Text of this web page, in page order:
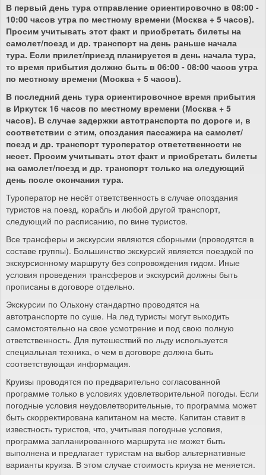
В первый день тура отправление ориентировочно в 08:00 -
10:00 часов утра по местному времени (Москва + 5 часов).
Просим учитывать этот факт и приобретать билеты на
самолет/поезд и др. транспорт на день раньше начала
тура. Если прилет/приезд планируется в день начала тура,
то время прибытия должно быть в 06:00 - 08:00 часов утра
по местному времени (Москва + 5 часов).
В последний день тура ориентировочное время прибытия
в Иркутск 16 часов по местному времени (Москва + 5
часов). В случае задержки автотранспорта по дороге и, в
соответствии с этим, опоздания пассажира на самолет/
поезд и др. транспорт туроператор ответственности не
несет. Просим учитывать этот факт и приобретать билеты
на самолет/поезд и др. транспорт только на следующий
день после окончания тура.
Туроператор не несёт ответственность в случае опоздания
туристов на поезд, корабль и любой другой транспорт,
следующий по расписанию, по вине туристов.
Все трансферы и экскурсии являются сборными (проводятся в
составе группы). Большинство экскурсий является поездкой по
экскурсионному маршруту без сопровождения гидом. Иные
условия проведения трансферов и экскурсий должны быть
прописаны в договоре отдельно.
Экскурсии по Ольхону стандартно проводятся на
автотранспорте по суше. На лед туристы могут выходить
самомстоятельно на свое усмотрение и под свою полную
ответственность. Для путешествий по льду используется
специальная техника, о чем в договоре должна быть
соответствующая информация.
Круизы проводятся по предварительно согласованной
программе только в условиях удовлетворительной погоды. Если
погодные условия неудовлетворительные, то программа может
быть скорректирована капитаном на месте. Капитан ставит в
известность туристов, что, учитывая погодные условия,
программа запланированного маршрута не может быть
выполнена и предлагает туристам на выбор альтернативные
варианты круиза. В этом случае стоимость криуза не меняется.